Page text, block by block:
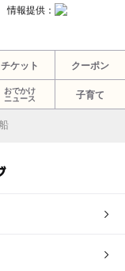
情報提供：
チケット クーポン
おでかけ
ニュース
子育て